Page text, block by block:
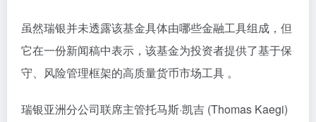
虽然瑞银并未透露该基金具体由哪些金融工具组成，但
它在一份新闻稿中表示，该基金为投资者提供了基于保
守、风险管理框架的高质量货币市场工具 。
瑞银亚洲分公司联席主管托马斯·凯吉 (Thomas Kaegi)